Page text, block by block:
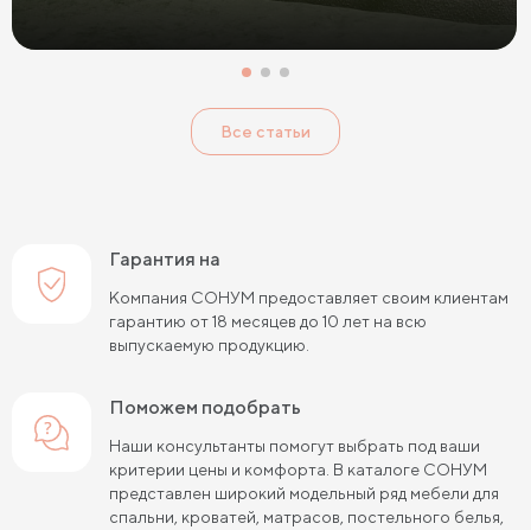
Все статьи
Гарантия на
Компания СОНУМ предоставляет своим клиентам
гарантию от 18 месяцев до 10 лет на всю
выпускаемую продукцию.
Поможем подобрать
Наши консультанты помогут выбрать под ваши
критерии цены и комфорта. В каталоге СОНУМ
представлен широкий модельный ряд мебели для
спальни, кроватей, матрасов, постельного белья,